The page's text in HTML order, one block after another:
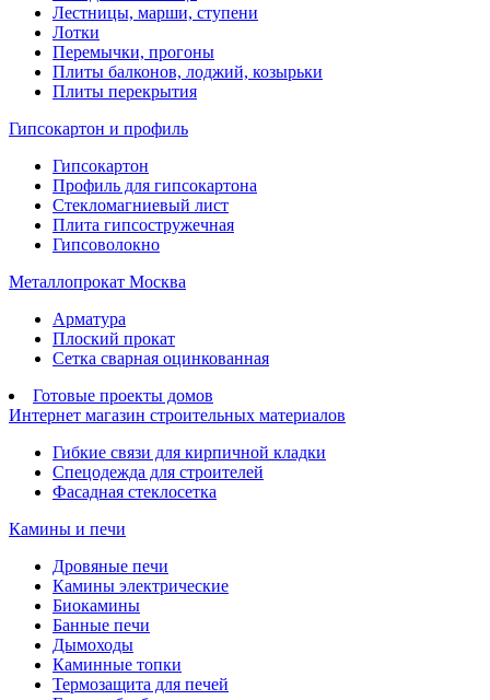
Лестницы, марши, ступени
Лотки
Перемычки, прогоны
Плиты балконов, лоджий, козырьки
Плиты перекрытия
Гипсокартон и профиль
Гипсокартон
Профиль для гипсокартона
Стекломагниевый лист
Плита гипсостружечная
Гипсоволокно
Металлопрокат Москва
Арматура
Плоский прокат
Сетка сварная оцинкованная
Готовые проекты домов
Интернет магазин строительных материалов
Гибкие связи для кирпичной кладки
Спецодежда для строителей
Фасадная стеклосетка
Камины и печи
Дровяные печи
Камины электрические
Биокамины
Банные печи
Дымоходы
Каминные топки
Термозащита для печей